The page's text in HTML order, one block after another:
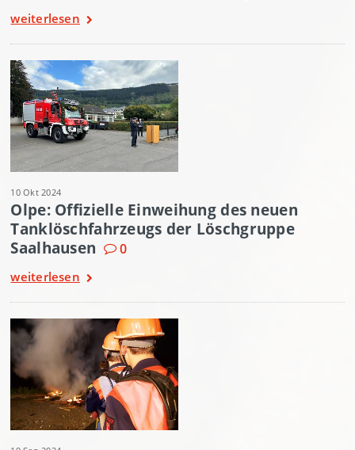
weiterlesen
10 Okt 2024
Olpe: Offizielle Einweihung des neuen
Tanklöschfahrzeugs der Löschgruppe
Saalhausen
0
weiterlesen